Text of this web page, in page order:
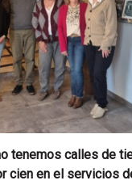
tenemos calles de
cien en el servicios